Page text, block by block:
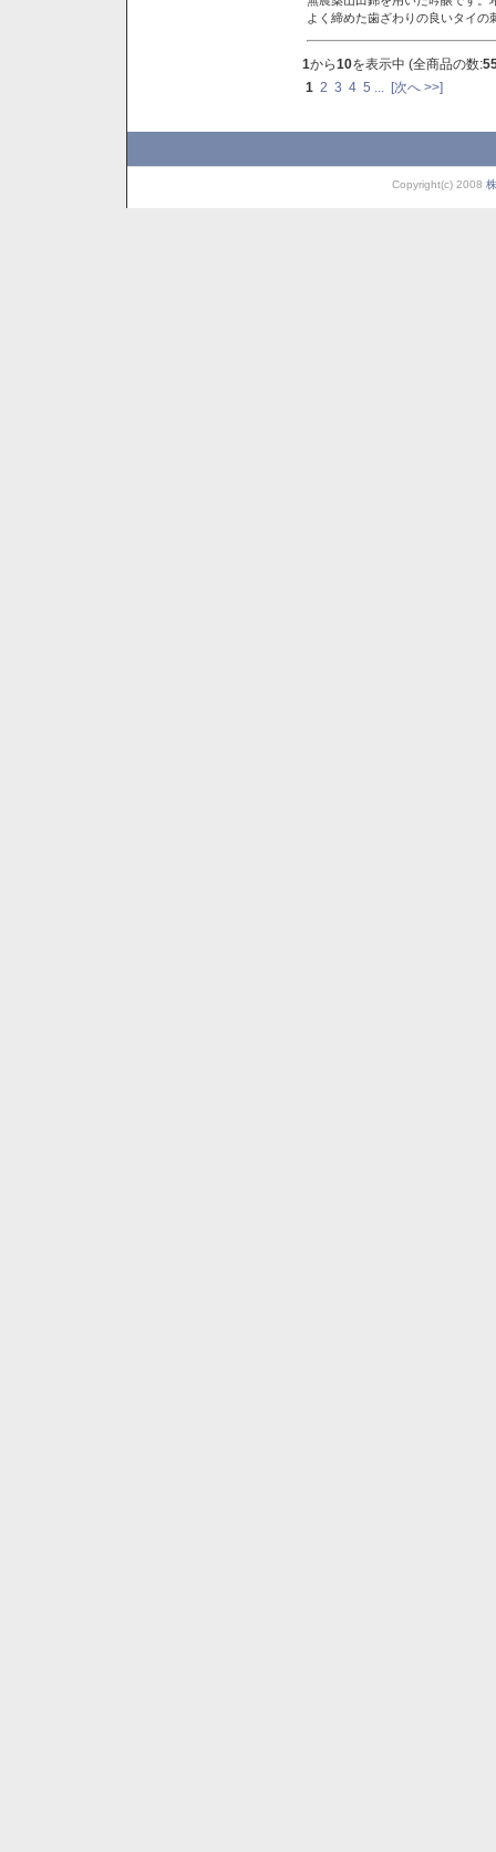
よく締めた歯ざわりの良いタイ
1から10を表示中 (全商品の数:
1 2 3 4 5 [次へ >>]
Copyright(c) 2008